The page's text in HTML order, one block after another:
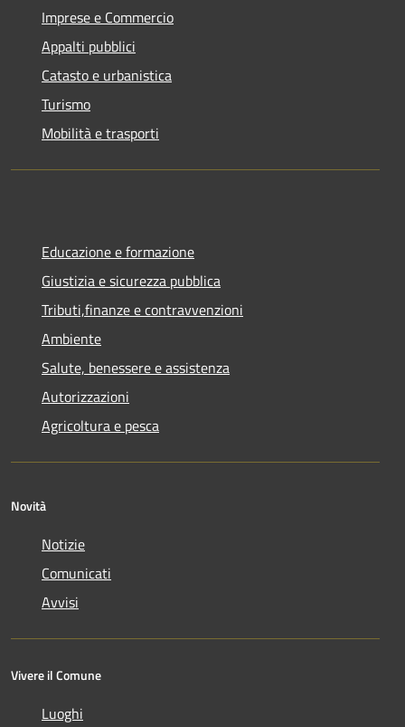
Imprese e Commercio
Appalti pubblici
Catasto e urbanistica
Turismo
Mobilità e trasporti
Educazione e formazione
Giustizia e sicurezza pubblica
Tributi,finanze e contravvenzioni
Ambiente
Salute, benessere e assistenza
Autorizzazioni
Agricoltura e pesca
Novità
Notizie
Comunicati
Avvisi
Vivere il Comune
Luoghi